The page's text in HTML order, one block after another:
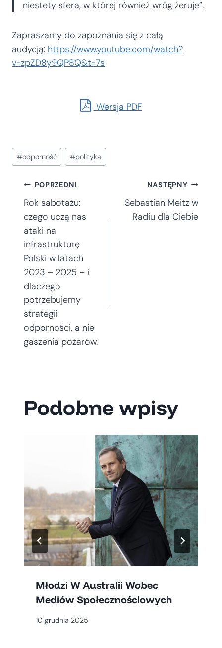
niestety sfera, w której również wróg żeruje”.
Zapraszamy do zapoznania się z całą
audycją: https://www.youtube.com/watch?
v=zpZD8y9QP8Q&t=7s
Wersja PDF
Tagi
wpisu:
#odporność #polityka
Nawigacja
wpisu
POPRZEDNI
Rok sabotażu:
czego uczą nas
ataki na
infrastrukturę
Polski w latach
2023 – 2025 – i
dlaczego
potrzebujemy
strategii
odporności, a nie
gaszenia pożarów.
NASTĘPNY
Sebastian Meitz w
Radiu dla Ciebie
Podobne wpisy
Młodzi W Australii Wobec
Mediów Społecznościowych
10 grudnia 2025